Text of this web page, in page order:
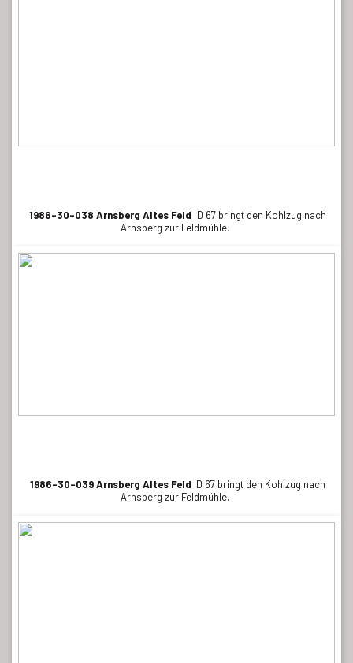
1986-30-038 Arnsberg Altes Feld D 67 bringt den Kohlzug nach
Arnsberg zur Feldmühle.
1986-30-039 Arnsberg Altes Feld D 67 bringt den Kohlzug nach
Arnsberg zur Feldmühle.